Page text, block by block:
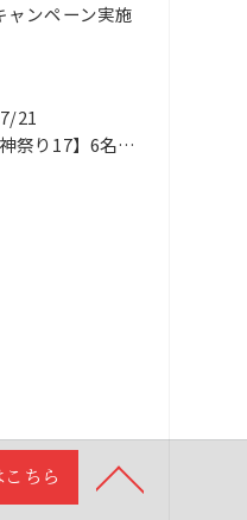
ャンペーン実施
21
【越後風神祭り17】6名参戦予定！
ちら